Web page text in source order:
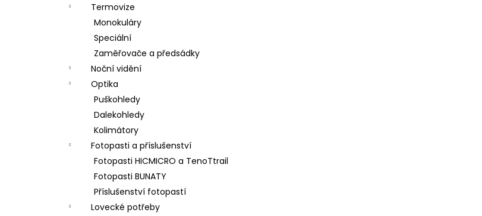
Termovize
Monokuláry
Speciální
Zaměřovače a předsádky
Noční vidění
Optika
Puškohledy
Dalekohledy
Kolimátory
Fotopasti a příslušenství
Fotopasti HICMICRO a TenoTtrail
Fotopasti BUNATY
Příslušenství fotopastí
Lovecké potřeby